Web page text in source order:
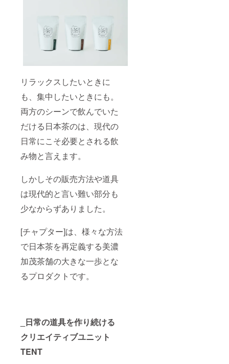
リラックスしたいときに
も、集中したいときにも。
両方のシーンで飲んでいた
だける日本茶のは、現代の
日常にこそ必要とされる飲
み物と言えます。
しかしその販売方法や道具
は現代的と言い難い部分も
少なからずありました。
[チャプター]は、様々な方法
で日本茶を再定義する美濃
加茂茶舗の大きな一歩とな
るプロダクトです。
_日常の道具を作り続ける
クリエイティブユニット
TENT